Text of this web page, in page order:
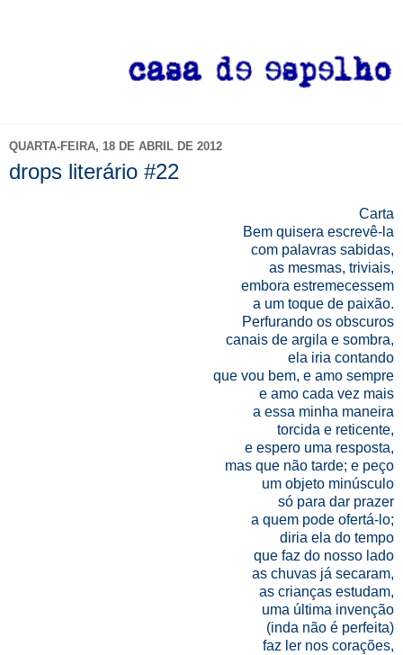
QUARTA-FEIRA, 18 DE ABRIL DE 2012
drops literário #22
Carta
Bem quisera escrevê-la
com palavras sabidas,
as mesmas, triviais,
embora estremecessem
a um toque de paixão.
Perfurando os obscuros
canais de argila e sombra,
ela iria contando
que vou bem, e amo sempre
e amo cada vez mais
a essa minha maneira
torcida e reticente,
e espero uma resposta,
mas que não tarde; e peço
um objeto minúsculo
só para dar prazer
a quem pode ofertá-lo;
diria ela do tempo
que faz do nosso lado
as chuvas já secaram,
as crianças estudam,
uma última invenção
(inda não é perfeita)
faz ler nos corações,